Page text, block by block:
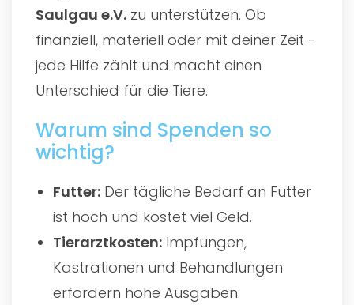
Saulgau e.V. zu unterstützen. Ob
finanziell, materiell oder mit deiner Zeit -
jede Hilfe zählt und macht einen
Unterschied für die Tiere.
Warum sind Spenden so
wichtig?
Futter: Der tägliche Bedarf an Futter
ist hoch und kostet viel Geld.
Tierarztkosten: Impfungen,
Kastrationen und Behandlungen
erfordern hohe Ausgaben.